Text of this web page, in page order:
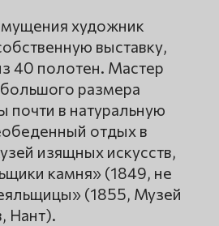
художник
выставку,
40 полотен. Мастер
размера
почти в натуральную
отдых в
изящных искусств,
камня» (1849, не
(1855, Музей
Нант).